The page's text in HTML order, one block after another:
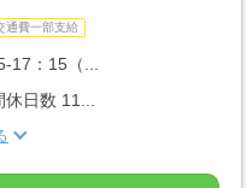
通費一部支給
17：15（...
休日数 11...